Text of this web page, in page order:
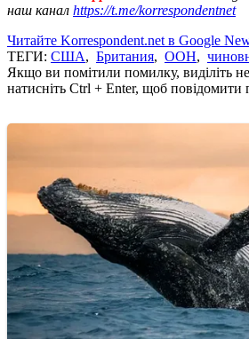
наш канал https://t.me/korrespondentnet
Читайте Korrespondent.net в Google
ТЕГИ: США, Британия, ООН,
Якщо ви помітили помилку, виділіть
натисніть Ctrl + Enter, щоб повідомити